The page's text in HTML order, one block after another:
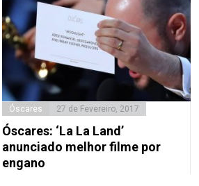
Óscares 27 de Fevereiro, 2017
Óscares: ‘La La Land’
anunciado melhor filme por
engano